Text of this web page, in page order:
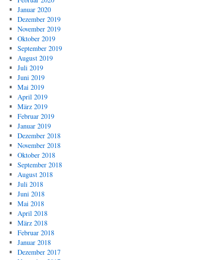
Januar 2020
Dezember 2019
November 2019
Oktober 2019
September 2019
August 2019
Juli 2019
Juni 2019
Mai 2019
April 2019
März 2019
Februar 2019
Januar 2019
Dezember 2018
November 2018
Oktober 2018
September 2018
August 2018
Juli 2018
Juni 2018
Mai 2018
April 2018
März 2018
Februar 2018
Januar 2018
Dezember 2017